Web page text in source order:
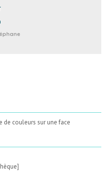
de couleurs sur une face